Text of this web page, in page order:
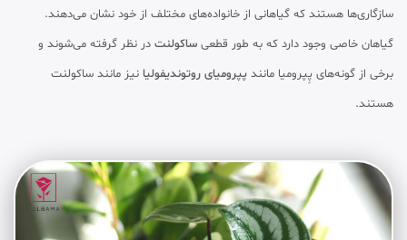
سازگاری‌ها هستند که گیاهانی از خانواده‌های مختلف از خود نشان می‌دهند.
گیاهان خاصی وجود دارد که به طور قطعی ساکولنت در نظر گرفته می‌شوند و
برخی از گونه‌های پِپرومیا مانند پپرومیای روتوندیفولیا نیز مانند ساکولنت
هستند.